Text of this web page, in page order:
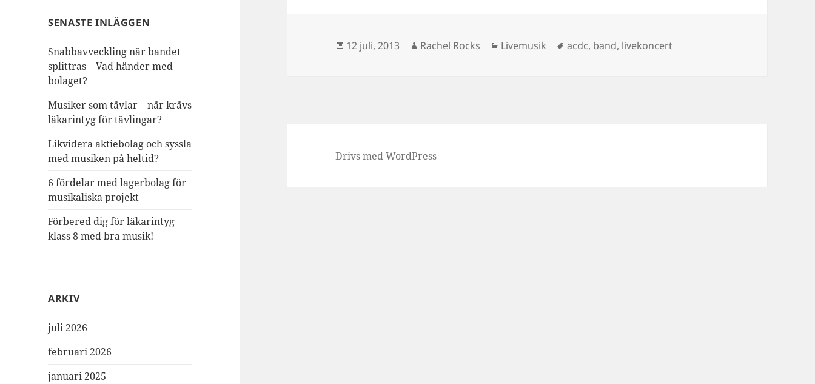
SENASTE INLÄGGEN
Snabbavveckling när bandet
splittras – Vad händer med
bolaget?
Musiker som tävlar – när krävs
läkarintyg för tävlingar?
Likvidera aktiebolag och syssla
med musiken på heltid?
6 fördelar med lagerbolag för
musikaliska projekt
Förbered dig för läkarintyg
klass 8 med bra musik!
ARKIV
juli 2026
februari 2026
januari 2025
Postat
12 juli, 2013 Författare
Rachel Rocks Kategorier
Livemusik Taggar
acdc, band, livekoncert
Drivs med WordPress